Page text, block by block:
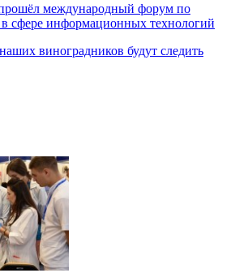
международный форум по
в сфере информационных технологий
виноградников будут следить